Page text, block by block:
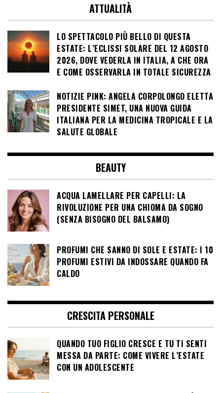
ATTUALITÀ
LO SPETTACOLO PIÙ BELLO DI QUESTA
ESTATE: L’ECLISSI SOLARE DEL 12 AGOSTO
2026, DOVE VEDERLA IN ITALIA, A CHE ORA
E COME OSSERVARLA IN TOTALE SICUREZZA
NOTIZIE PINK: ANGELA CORPOLONGO ELETTA
PRESIDENTE SIMET, UNA NUOVA GUIDA
ITALIANA PER LA MEDICINA TROPICALE E LA
SALUTE GLOBALE
BEAUTY
ACQUA LAMELLARE PER CAPELLI: LA
RIVOLUZIONE PER UNA CHIOMA DA SOGNO
(SENZA BISOGNO DEL BALSAMO)
PROFUMI CHE SANNO DI SOLE E ESTATE: I 10
PROFUMI ESTIVI DA INDOSSARE QUANDO FA
CALDO
CRESCITA PERSONALE
QUANDO TUO FIGLIO CRESCE E TU TI SENTI
MESSA DA PARTE: COME VIVERE L’ESTATE
CON UN ADOLESCENTE